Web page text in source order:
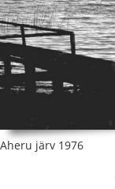
Aheru järv 1976